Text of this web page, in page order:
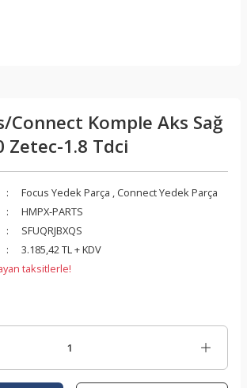
Connect Komple Aks Sağ
Zetec-1.8 Tdci
Focus Yedek Parça , Connect Yedek Parça
HMPX-PARTS
SFUQRJBXQS
3.185,42 TL + KDV
taksitlerle!